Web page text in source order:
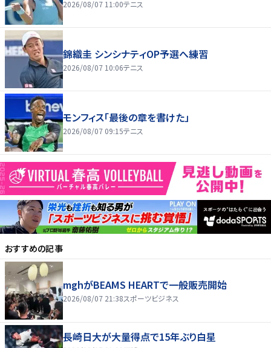
2026/08/07 11:00テニス
錦織圭 シンシナティOP予選へ練習
2026/08/07 10:06テニス
モンフィス「最後の章を書けた」
2026/08/07 09:15テニス
おすすめの記事
mghがBEAMS HEARTで一般販売開始
2026/08/07 21:38スポーツビジネス
長崎日大が大量得点で15年ぶり白星